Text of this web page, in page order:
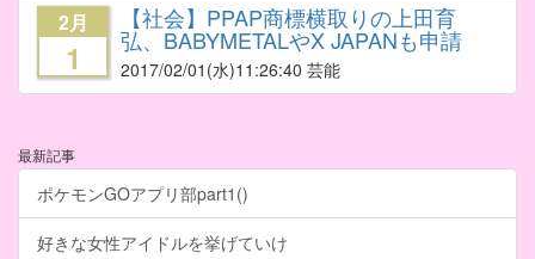
2月
1
【社会】PPAP商標横取りの上田育
弘、BABYMETALやX JAPANも申請
2017/02/01 (水)11:26:40 芸能
最新記事
ポケモンGOアプリ部part1()
好きな女性アイドルを挙げていけ